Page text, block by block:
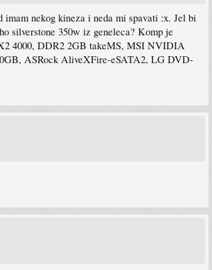
imam nekog kineza i neda mi spavati :x. Jel bi
silverstone 350w iz geneleca? Komp je
4000, DDR2 2GB takeMS, MSI NVIDIA
ASRock AliveXFire-eSATA2, LG DVD-